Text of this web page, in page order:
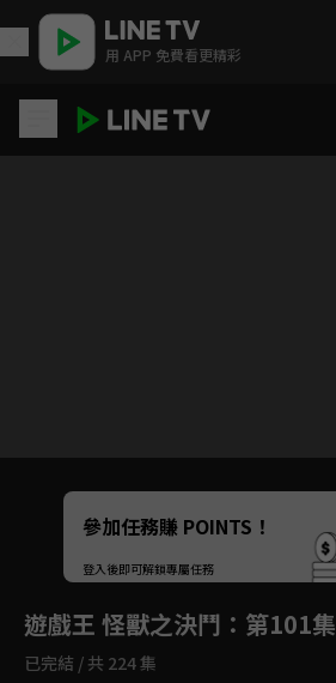
用 APP 免費看更精彩
Unmute
如有不便請見諒
參加任務賺 POINTS！
登入後即可解鎖專屬任務
遊戲王 怪獸之決鬥 ：第101集
已完結 / 共 224 集